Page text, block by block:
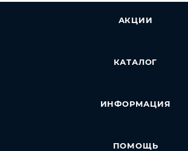
АКЦИИ
КАТАЛОГ
ИНФОРМАЦИЯ
ПОМОЩЬ